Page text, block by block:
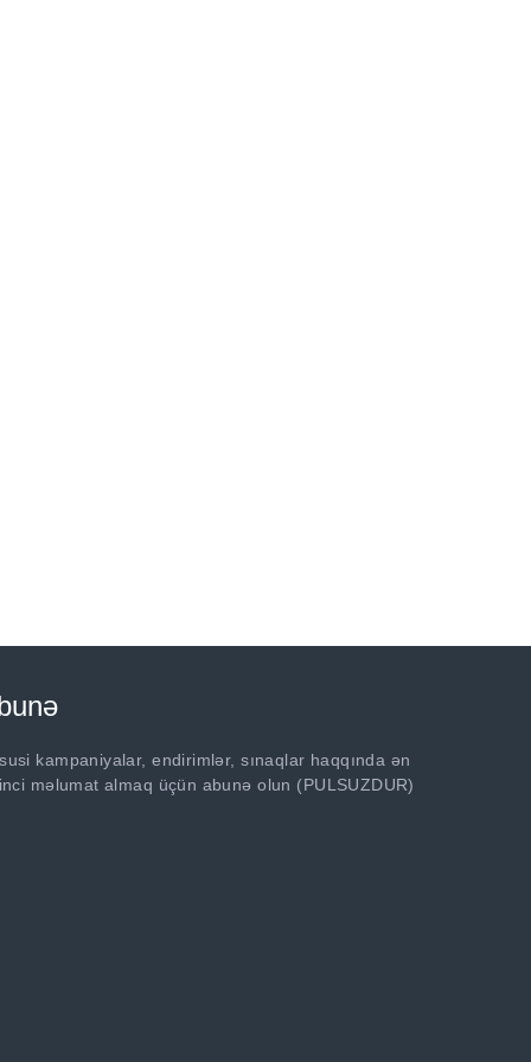
kampaniyalar, endirimlər, sınaqlar haqqında ən
məlumat almaq üçün abunə olun (PULSUZDUR)